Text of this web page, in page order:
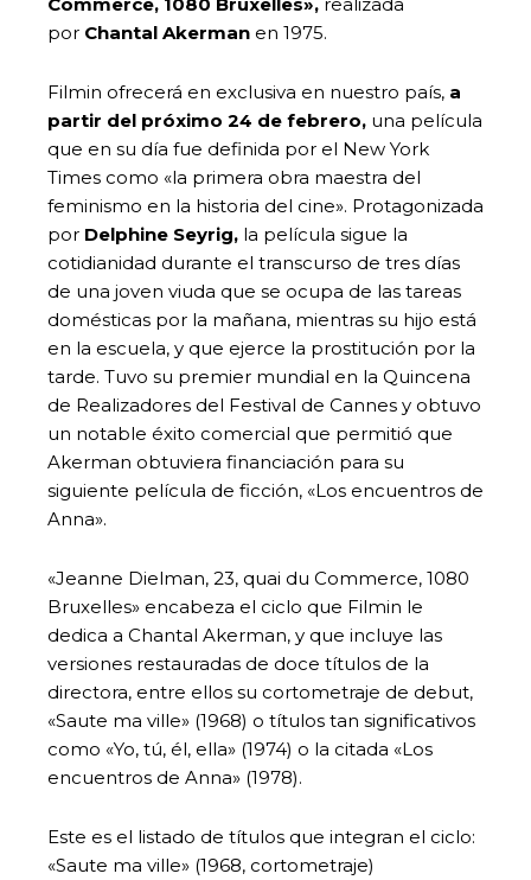
por Chantal Akerman en 1975.
Filmin ofrecerá en exclusiva en nuestro país, a
partir del próximo 24 de febrero, una película
que en su día fue definida por el New York
Times como «la primera obra maestra del
feminismo en la historia del cine». Protagonizada
por Delphine Seyrig, la película sigue la
cotidianidad durante el transcurso de tres días
de una joven viuda que se ocupa de las tareas
domésticas por la mañana, mientras su hijo está
en la escuela, y que ejerce la prostitución por la
tarde. Tuvo su premier mundial en la Quincena
de Realizadores del Festival de Cannes y obtuvo
un notable éxito comercial que permitió que
Akerman obtuviera financiación para su
siguiente película de ficción, «Los encuentros de
Anna».
«Jeanne Dielman, 23, quai du Commerce, 1080
Bruxelles» encabeza el ciclo que Filmin le
dedica a Chantal Akerman, y que incluye las
versiones restauradas de doce títulos de la
directora, entre ellos su cortometraje de debut,
«Saute ma ville» (1968) o títulos tan significativos
como «Yo, tú, él, ella» (1974) o la citada «Los
encuentros de Anna» (1978).
Este es el listado de títulos que integran el ciclo:
«Saute ma ville» (1968, cortometraje)